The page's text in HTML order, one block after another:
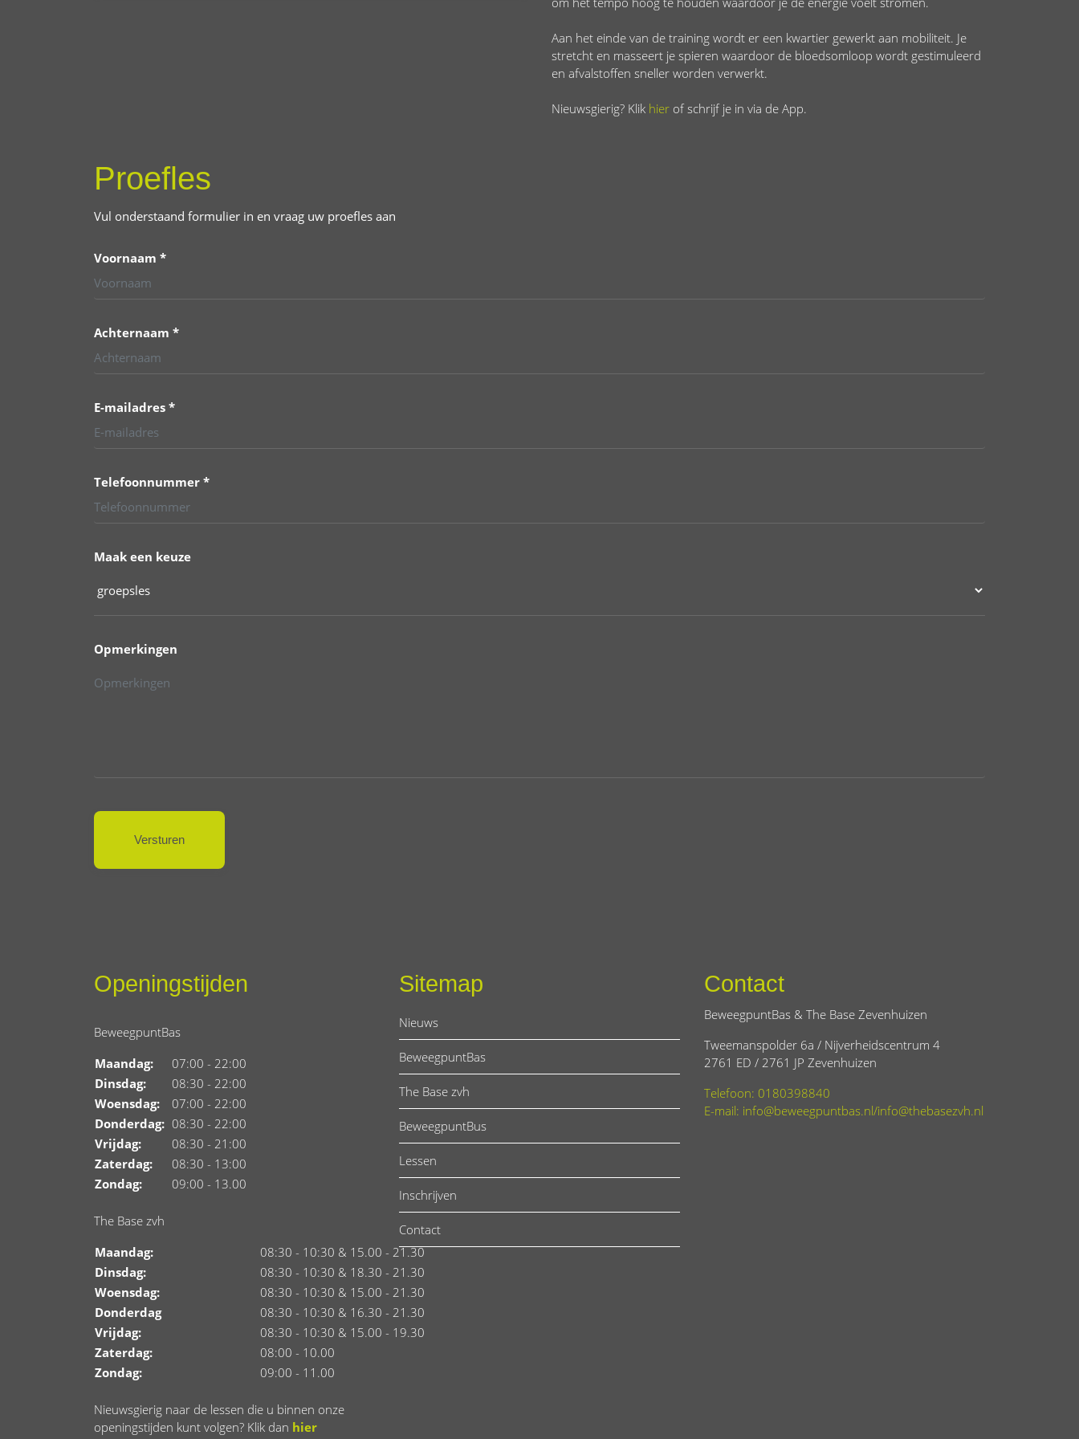
Aan het einde van de training wordt er een kwartier gewerkt aan mobiliteit. Je
stretcht en masseert je spieren waardoor de bloedsomloop wordt gestimuleerd
en afvalstoffen sneller worden verwerkt.
Nieuwsgierig? Klik hier of schrijf je in via de App.
Proefles
Vul onderstaand formulier in en vraag uw proefles aan
Voornaam *
Achternaam *
E-mailadres *
Telefoonnummer *
Maak een keuze
Opmerkingen
Openingstijden
BeweegpuntBas
Maandag:
07:00 - 22:00
Dinsdag:
08:30 - 22:00
Woensdag:
07:00 - 22:00
Donderdag: 08:30 - 22:00
Vrijdag:
08:30 - 21:00
Zaterdag:
08:30 - 13:00
Zondag:
09:00 - 13.00
The Base zvh
Maandag:
08:30 - 10:30 & 15.00 - 21.30
Dinsdag:
08:30 - 10:30 & 18.30 - 21.30
Woensdag:
08:30 - 10:30 & 15.00 - 21.30
Donderdag
08:30 - 10:30 & 16.30 - 21.30
Vrijdag:
08:30 - 10:30 & 15.00 - 19.30
Zaterdag:
08:00 - 10.00
Zondag:
09:00 - 11.00
Nieuwsgierig naar de lessen die u binnen onze
openingstijden kunt volgen? Klik dan hier
Sitemap
Nieuws
BeweegpuntBas
The Base zvh
BeweegpuntBus
Lessen
Inschrijven
Contact
Contact
BeweegpuntBas & The Base Zevenhuizen
Tweemanspolder 6a / Nijverheidscentrum 4
2761 ED / 2761 JP Zevenhuizen
Telefoon: 0180398840
E-mail: info@beweegpuntbas.nl/info@thebasezvh.nl